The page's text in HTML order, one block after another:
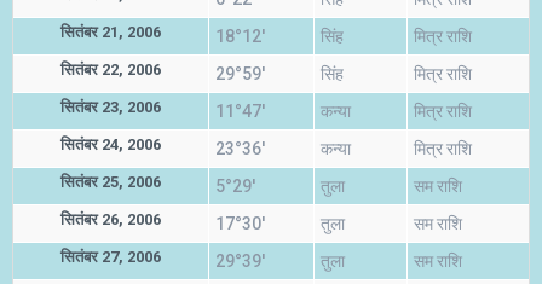
सितंबर 21, 2006 18°12' सिंह मित्र राशि
सितंबर 22, 2006 29°59' सिंह मित्र राशि
सितंबर 23, 2006 11°47' कन्या मित्र राशि
सितंबर 24, 2006 23°36' कन्या मित्र राशि
सितंबर 25, 2006 5°29' तुला सम राशि
सितंबर 26, 2006 17°30' तुला सम राशि
सितंबर 27, 2006 29°39' तुला सम राशि